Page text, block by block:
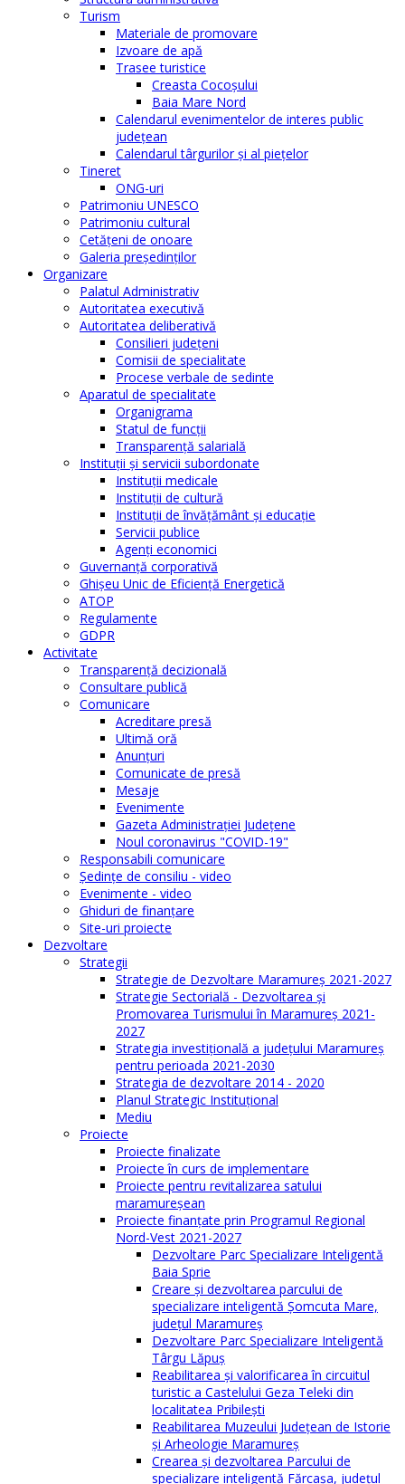
Turism
Materiale de promovare
Izvoare de apă
Trasee turistice
Creasta Cocoșului
Baia Mare Nord
Calendarul evenimentelor de interes public
judeţean
Calendarul târgurilor şi al pieţelor
Tineret
ONG-uri
Patrimoniu UNESCO
Patrimoniu cultural
Cetăţeni de onoare
Galeria președinților
Organizare
Palatul Administrativ
Autoritatea executivă
Autoritatea deliberativă
Consilieri judeţeni
Comisii de specialitate
Procese verbale de sedinte
Aparatul de specialitate
Organigrama
Statul de funcții
Transparență salarială
Instituţii şi servicii subordonate
Instituţii medicale
Instituţii de cultură
Instituţii de învăţământ şi educaţie
Servicii publice
Agenţi economici
Guvernanță corporativă
Ghişeu Unic de Eficienţă Energetică
ATOP
Regulamente
GDPR
Activitate
Transparenţă decizională
Consultare publică
Comunicare
Acreditare presă
Ultimă oră
Anunţuri
Comunicate de presă
Mesaje
Evenimente
Gazeta Administraţiei Judeţene
Noul coronavirus "COVID-19"
Responsabili comunicare
Şedinţe de consiliu - video
Evenimente - video
Ghiduri de finanţare
Site-uri proiecte
Dezvoltare
Strategii
Strategie de Dezvoltare Maramureș 2021-2027
Strategie Sectorială - Dezvoltarea și
Promovarea Turismului în Maramureș 2021-
2027
Strategia investiţională a județului Maramureș
pentru perioada 2021-2030
Strategia de dezvoltare 2014 - 2020
Planul Strategic Instituţional
Mediu
Proiecte
Proiecte finalizate
Proiecte în curs de implementare
Proiecte pentru revitalizarea satului
maramureşean
Proiecte finanțate prin Programul Regional
Nord-Vest 2021-2027
Dezvoltare Parc Specializare Inteligentă
Baia Sprie
Creare și dezvoltarea parcului de
specializare inteligentă Șomcuta Mare,
județul Maramureș
Dezvoltare Parc Specializare Inteligentă
Târgu Lăpuș
Reabilitarea și valorificarea în circuitul
turistic a Castelului Geza Teleki din
localitatea Pribilești
Reabilitarea Muzeului Județean de Istorie
și Arheologie Maramureș
Crearea și dezvoltarea Parcului de
specializare inteligentă Fărcașa, județul